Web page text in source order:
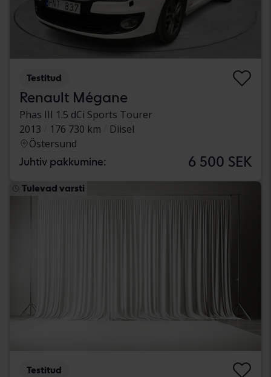
Testitud
Renault Mégane
Phas III 1.5 dCi Sports Tourer
2013
176 730 km
Diisel
Östersund
Juhtiv pakkumine: 6 500 SEK
Tulevad varsti
Testitud